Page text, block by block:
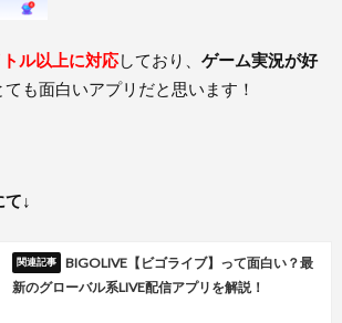
ル以上に対応しており、 ゲーム実況が好
も面白いアプリだと思います！
↓
BIGOLIVE【ビゴライブ】って面白い？最
新のグローバル系LIVE配信アプリを解説！